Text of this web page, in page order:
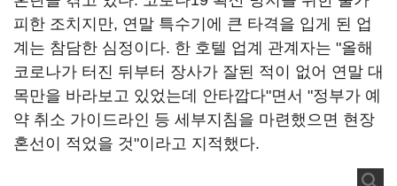
피한 조치지만, 연말 특수기에 큰 타격을 입게 된 업
계는 참담한 심정이다. 한 호텔 업계 관계자는 "올해
코로나가 터진 뒤부터 장사가 잘된 적이 없어 연말 대
목만을 바라보고 있었는데 안타깝다"면서 "정부가 예
약 취소 가이드라인 등 세부지침을 마련했으면 현장
혼선이 적었을 것"이라고 지적했다.